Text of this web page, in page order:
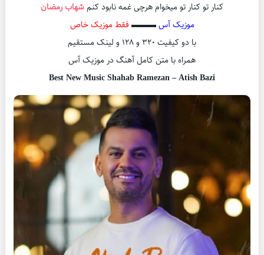
کنار تو کنار تو میخوام هرچی غمه نابود کنمشهاب رمضان
موزیک آس▬▬▬ فقط موزیک خاص
با دو کیفیت ۳۲۰ و ۱۲۸ و لینک مستقیم
همراه با متن کامل آهنگ در موزیک آس
Best New Music Shahab Ramezan – Atish Bazi